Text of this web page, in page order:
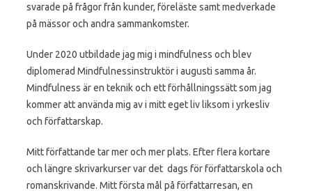
svarade på frågor från kunder, föreläste samt medverkade
på mässor och andra sammankomster.
Under 2020 utbildade jag mig i mindfulness och blev
diplomerad Mindfulnessinstruktör i augusti samma år.
Mindfulness är en teknik och ett förhållningssätt som jag
kommer att använda mig av i mitt eget liv liksom i yrkesliv
och författarskap.
Mitt författande tar mer och mer plats. Efter flera kortare
och längre skrivarkurser var det dags för författarskola och
romanskrivande. Mitt första mål på författarresan, en